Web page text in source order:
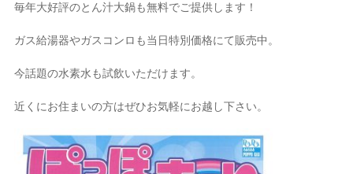
毎年大好評のとん汁大鍋も無料でご提供します！
ガス給湯器やガスコンロも当日特別価格にて販売中。
今話題の水素水も試飲いただけます。
近くにお住まいの方はぜひお気軽にお越し下さい。